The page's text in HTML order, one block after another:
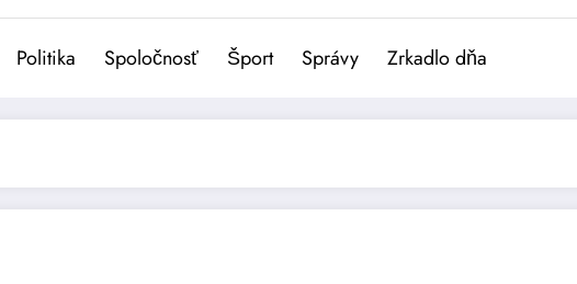
Politika Spoločnosť Šport Správy Zrkadlo dňa